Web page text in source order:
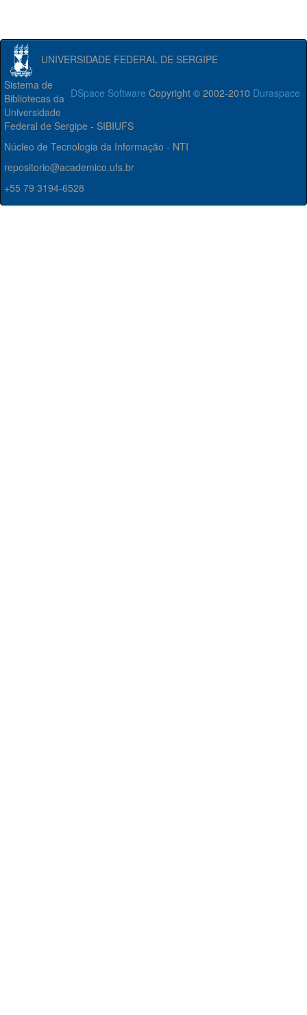
UNIVERSIDADE FEDERAL DE SERGIPE
DSpace Software Copyright © 2002-2010 Duraspace
Sistema de
Bibliotecas da
Universidade
Federal de Sergipe - SIBIUFS
Núcleo de Tecnologia da Informação - NTI
repositorio@academico.ufs.br
+55 79 3194-6528